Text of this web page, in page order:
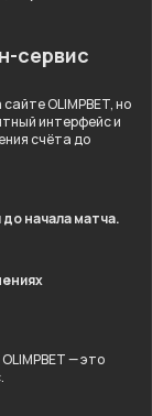
сервис
OLIMPBET, но
интерфейс и
счёта до
начала матча.
— это